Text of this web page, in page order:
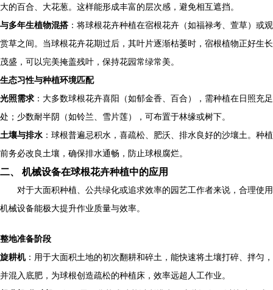
大的百合、大花葱。这样能形成丰富的层次感，避免相互遮挡。
与多年生植物混搭 ：将球根花卉种植在宿根花卉（如福禄考、萱草）或观
赏草之间。当球根花卉花期过后，其叶片逐渐枯萎时，宿根植物正好生长
茂盛，可以完美掩盖残叶，保持花园常绿常美。
生态习性与种植环境匹配
光照需求 ：大多数球根花卉喜阳（如郁金香、百合），需种植在日照充足
处；少数耐半阴（如铃兰、雪片莲），可布置于林缘或树下。
土壤与排水 ：球根普遍忌积水，喜疏松、肥沃、排水良好的沙壤土。种植
前务必改良土壤，确保排水通畅，防止球根腐烂。
二、 机械设备在球根花卉种植中的应用
对于大面积种植、公共绿化或追求效率的园艺工作者来说，合理使用
机械设备能极大提升作业质量与效率。
整地准备阶段
旋耕机：用于大面积土地的初次翻耕和碎土，能快速将土壤打碎、拌匀，
并混入底肥，为球根创造疏松的种植床，效率远超人工作业。